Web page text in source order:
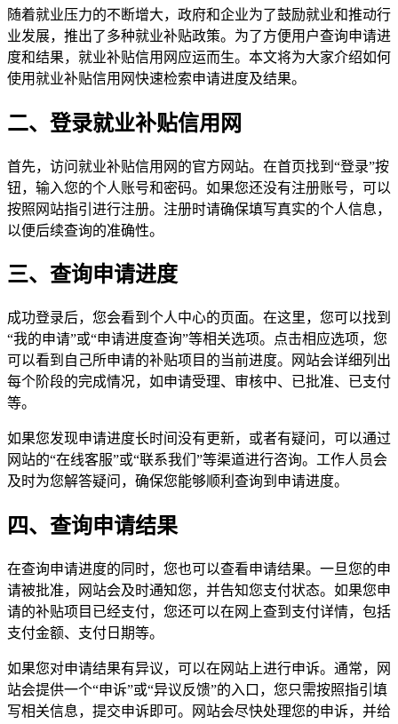
随着就业压力的不断增大，政府和企业为了鼓励就业和推动行
业发展，推出了多种就业补贴政策。为了方便用户查询申请进
度和结果，就业补贴信用网应运而生。本文将为大家介绍如何
使用就业补贴信用网快速检索申请进度及结果。
二、登录就业补贴信用网
首先，访问就业补贴信用网的官方网站。在首页找到“登录”按
钮，输入您的个人账号和密码。如果您还没有注册账号，可以
按照网站指引进行注册。注册时请确保填写真实的个人信息，
以便后续查询的准确性。
三、查询申请进度
成功登录后，您会看到个人中心的页面。在这里，您可以找到
“我的申请”或“申请进度查询”等相关选项。点击相应选项，您
可以看到自己所申请的补贴项目的当前进度。网站会详细列出
每个阶段的完成情况，如申请受理、审核中、已批准、已支付
等。
如果您发现申请进度长时间没有更新，或者有疑问，可以通过
网站的“在线客服”或“联系我们”等渠道进行咨询。工作人员会
及时为您解答疑问，确保您能够顺利查询到申请进度。
四、查询申请结果
在查询申请进度的同时，您也可以查看申请结果。一旦您的申
请被批准，网站会及时通知您，并告知您支付状态。如果您申
请的补贴项目已经支付，您还可以在网上查到支付详情，包括
支付金额、支付日期等。
如果您对申请结果有异议，可以在网站上进行申诉。通常，网
站会提供一个“申诉”或“异议反馈”的入口，您只需按照指引填
写相关信息，提交申诉即可。网站会尽快处理您的申诉，并给